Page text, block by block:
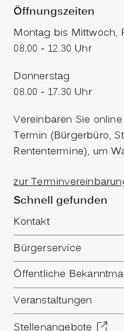
Öffnungszeiten
Montag bis Mittwoch,
08.00 - 12.30 Uhr
Donnerstag
08.00 - 17.30 Uhr
Vereinbaren Sie
Termin (Bürgerbüro,
Rententermine), um
zur
Schnell gefunden
Kontakt
Bürgerservice
Öffentliche
Veranstaltungen
Stellenangebote